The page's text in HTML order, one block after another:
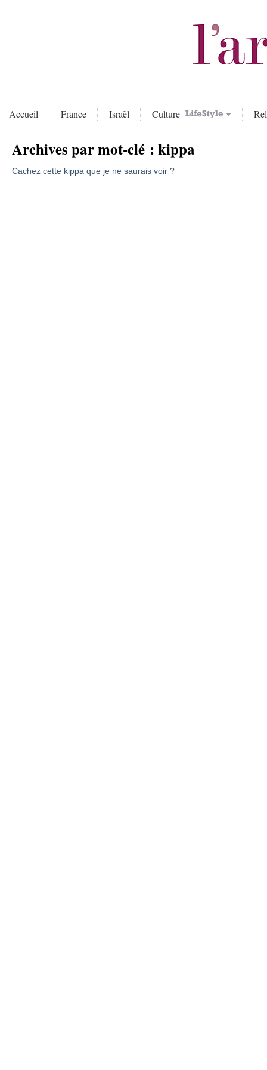
Accueil France Israël Culture
Archives par mot-clé :kippa
Cachez cette kippa que je ne saurais voir ?